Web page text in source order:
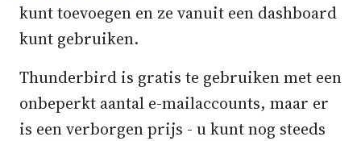
kunt toevoegen en ze vanuit een dashboard
kunt gebruiken.
Thunderbird is gratis te gebruiken met een
onbeperkt aantal e-mailaccounts, maar er
is een verborgen prijs - u kunt nog steeds